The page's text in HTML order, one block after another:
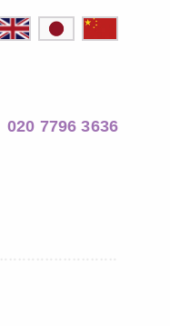
020 7796 3636